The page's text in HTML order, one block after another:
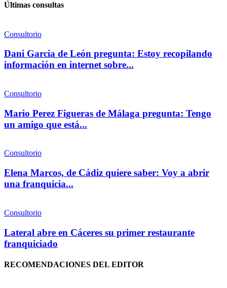
Últimas consultas
Consultorio
Dani Garcia de León pregunta: Estoy recopilando
información en internet sobre...
Consultorio
Mario Perez Figueras de Málaga pregunta: Tengo
un amigo que está...
Consultorio
Elena Marcos, de Cádiz quiere saber: Voy a abrir
una franquicia...
Consultorio
Lateral abre en Cáceres su primer restaurante
franquiciado
RECOMENDACIONES DEL EDITOR